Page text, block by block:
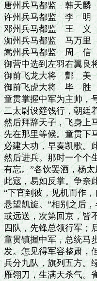
唐州兵马都监　韩天麟
许州兵马都监　李　明
邓州兵马都监　王　义
洳州兵马都监　马万里
嵩州兵马都监　周　信
御营中选到左羽右翼良
御前飞龙大将　酆　美
御前飞虎大将　毕　胜
童贯掌握中军为主帅，
二太尉设筵饯行，朝廷
然后拜辞天子，飞身上
先在那里等候。童贯下
必建大功，早奏凯歌。
然后进兵。那时一个个
有忘。”各饮罢酒，杨
此寇，易如反掌。争奈
“下官到彼，见机而作
悬望凯旋。”相别之后
或远送，次第回京，皆
四队，先锋总领行军；
童贯镇握中军，总统马
发。怎见得军容整肃，
兵分九队，旗列五方。
雁翎刀，生满天杀气。